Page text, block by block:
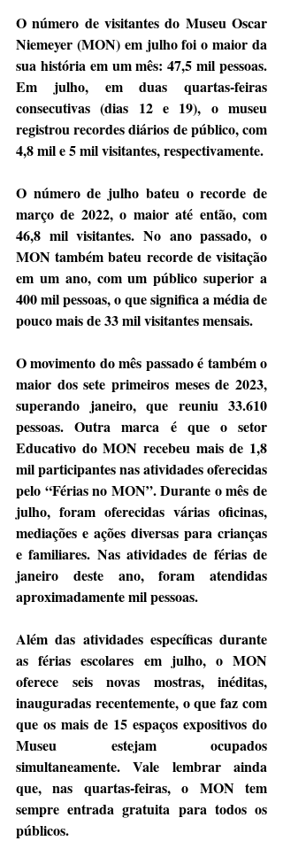
O número de visitantes do Museu Oscar
Niemeyer (MON) em julho foi o maior da
sua história em um mês: 47,5 mil pessoas.
Em julho, em duas quartas-feiras
consecutivas (dias 12 e 19), o museu
registrou recordes diários de público, com
4,8 mil e 5 mil visitantes, respectivamente.
O número de julho bateu o recorde de
março de 2022, o maior até então, com
46,8 mil visitantes. No ano passado, o
MON também bateu recorde de visitação
em um ano, com um público superior a
400 mil pessoas, o que significa a média de
pouco mais de 33 mil visitantes mensais.
O movimento do mês passado é também o
maior dos sete primeiros meses de 2023,
superando janeiro, que reuniu 33.610
pessoas. Outra marca é que o setor
Educativo do MON recebeu mais de 1,8
mil participantes nas atividades oferecidas
pelo “Férias no MON”. Durante o mês de
julho, foram oferecidas várias oficinas,
mediações e ações diversas para crianças
e familiares. Nas atividades de férias de
janeiro deste ano, foram atendidas
aproximadamente mil pessoas.
Além das atividades específicas durante
as férias escolares em julho, o MON
oferece seis novas mostras, inéditas,
inauguradas recentemente, o que faz com
que os mais de 15 espaços expositivos do
Museu estejam ocupados
simultaneamente. Vale lembrar ainda
que, nas quartas-feiras, o MON tem
sempre entrada gratuita para todos os
públicos.